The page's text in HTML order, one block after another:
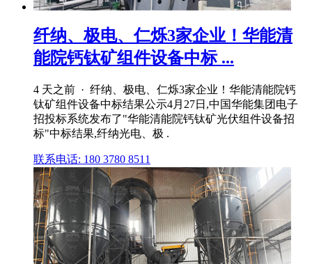
纤纳、极电、仁烁3家企业！华能清
能院钙钛矿组件设备中标 ...
4 天之前 · 纤纳、极电、仁烁3家企业！华能清能院钙
钛矿组件设备中标结果公示4月27日,中国华能集团电子
招投标系统发布了"华能清能院钙钛矿光伏组件设备招
标"中标结果,纤纳光电、极 .
联系电话: 180 3780 8511